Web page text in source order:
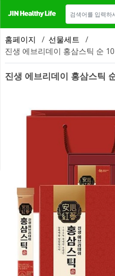
장 안내 새소식
홈페이지 / 선물세트 /
진생 에브리데이 홍삼스틱 순
진생 에브리데이 홍삼스틱